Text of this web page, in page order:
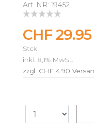
Art. NR: 19452
CHF 29.95
Stck
inkl. 8,1% MwSt.
zzgl. CHF 4.90